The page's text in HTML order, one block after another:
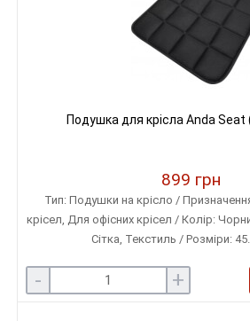
Подушка для крісла Anda Seat
899 грн
Тип: Подушки на крісло /
крісел, Для офісних крісел / Колір:
Сітка, Текстиль / Розміри:
- +